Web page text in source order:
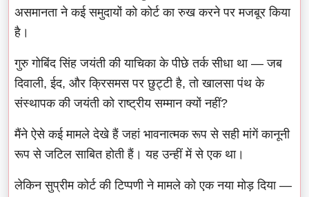
असमानता ने कई समुदायों को कोर्ट का रुख करने पर मजबूर किया
है।
गुरु गोबिंद सिंह जयंती की याचिका के पीछे तर्क सीधा था — जब
दिवाली, ईद, और क्रिसमस पर छुट्टी है, तो खालसा पंथ के
संस्थापक की जयंती को राष्ट्रीय सम्मान क्यों नहीं?
मैंने ऐसे कई मामले देखे हैं जहां भावनात्मक रूप से सही मांगें कानूनी
रूप से जटिल साबित होती हैं। यह उन्हीं में से एक था।
लेकिन सुप्रीम कोर्ट की टिप्पणी ने मामले को एक नया मोड़ दिया —